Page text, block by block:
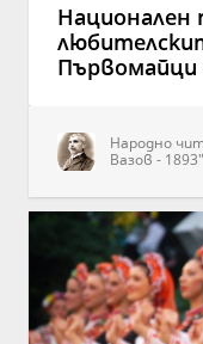
Национален
Първомайци
Народно
Вазов - 1893"